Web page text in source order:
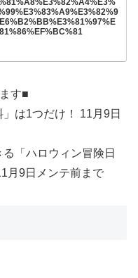
す■
は1つだけ！ 11月9日
「ハロウィン冒険日
月9日メンテ前まで